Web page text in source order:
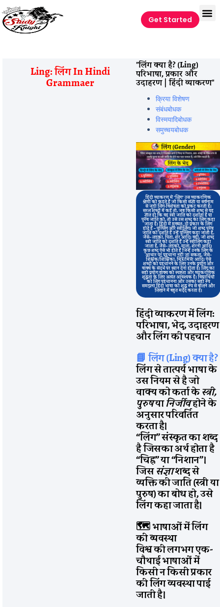
Get Started
Ling: लिंग In Hindi
Grammaer
"लिंग क्या है? (Ling)
परिभाषा, प्रकार और
उदाहरण | हिंदी व्याकरण"
क्रिया विशेषण
संबंधबोधक
विस्मयादिबोधक
समुच्चयबोधक
हिंदी व्याकरण में "लिंग" उस व्याकरणिक
श्रेणी को कहते हैं जो किसी संज्ञा या सर्वनाम
से जुड़ी लिंग-विशेषता को प्रकट करती है।
सरल शब्दों में कहें तो, जब किसी शब्द से यह
ज्ञात हो कि वह स्त्री जाति को दर्शाता है या
पुरुष जाति को, तो उसे उस शब्द का लिंग कहा
जाता है। हिंदी में मुख्यतः दो प्रकार के लिंग
होते हैं – पुल्लिंग और स्त्रीलिंग। जो शब्द पुरुष
जाति को दर्शाते हैं उन्हें पुल्लिंग कहा जाता है,
जैसे– लड़का, पिता, शेर आदि। वहीं, जो शब्द
स्त्री जाति को दर्शाते हैं उन्हें स्त्रीलिंग कहा
जाता है, जैसे– लड़की, माता, शेरनी आदि।
कुछ शब्द ऐसे भी होते हैं जिन्हें उनके लिंग के
आधार पर पहचाना नहीं जा सकता, जैसे–
शिक्षक/शिक्षिका, मित्र/मित्रा आदि। ऐसे
शब्दों को पहचानने के लिए उनके प्रयोग और
वाक्य के संदर्भ पर ध्यान देना होता है। लिंग का
सही प्रयोग वाक्य की स्पष्टता और व्याकरणिक
शुद्धता के लिए अत्यंत आवश्यक है। विद्यार्थियों
को लिंग पहचानना और उसका सही रूप
समझना हिंदी भाषा को शुद्ध रूप से बोलने और
लिखने में बहुत मदद करता है।
हिंदी व्याकरण में लिंग:
परिभाषा, भेद, उदाहरण
और लिंग की पहचान
📘 लिंग (Ling) क्या है?
लिंग से तात्पर्य भाषा के
उस नियम से है जो
वाक्य को कर्ता केस्त्री,
पुरुषयानिर्जीवहोने के
अनुसार परिवर्तित
करता है।
“लिंग” संस्कृत का शब्द
है जिसका अर्थ होता है
“चिह्न” या “निशान”।
जिससंज्ञाशब्द से
व्यक्ति की जाति (स्त्री या
पुरुष) का बोध हो, उसे
लिंग कहा जाता है।
🗺️ भाषाओं में लिंग
की व्यवस्था
विश्व की लगभग एक-
चौथाई भाषाओं में
किसी न किसी प्रकार
की लिंग व्यवस्था पाई
जाती है।